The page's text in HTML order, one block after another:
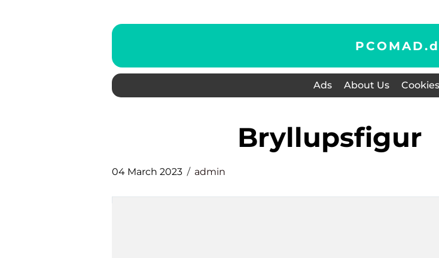
PCOMAD.
Ads About Us Cookies
bryllupsfigur
04 March 2023 admin